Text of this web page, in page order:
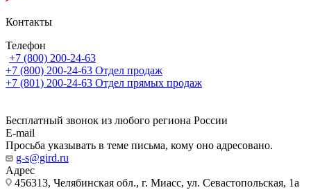
Контакты
Телефон
+7 (800) 200-24-63
+7 (800) 200-24-63 Отдел продаж
+7 (801) 200-24-63 Отдел прямых продаж
Бесплатный звонок из любого региона России
E-mail
Просьба указывать в теме письма, кому оно адресовано.
g-s@gird.ru
Адрес
456313, Челябинская обл., г. Миасс, ул. Севастопольская, 1а